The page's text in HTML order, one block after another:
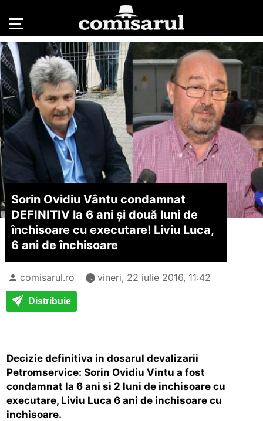
Sorin Ovidiu Vântu condamnat
DEFINITIV la 6 ani și două luni de
închisoare cu executare! Liviu Luca,
6 ani de închisoare
comisarul.ro vineri, 22 iulie 2016, 11:42
Distribuie
Decizie definitiva in dosarul devalizarii
Petromservice: Sorin Ovidiu Vintu a fost
condamnat la 6 ani si 2 luni de inchisoare cu
executare, Liviu Luca 6 ani de inchisoare cu
inchisoare.